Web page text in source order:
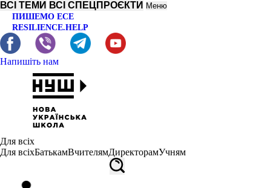
ВСІ ТЕМИ ВСІ СПЕЦПРОЄКТИ Меню
ПИШЕМО ЕСЕ
RESILIENCE.HELP
Напишіть нам
Для всіх
Для всіхБатькамВчителямДиректорамУчням